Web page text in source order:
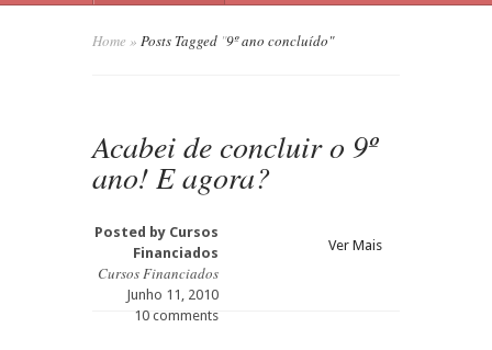
Home » Posts Tagged "9º ano concluído"
Acabei de concluir o 9º
ano! E agora?
Posted by Cursos
Financiados
Cursos Financiados
Junho 11, 2010
10 comments
Ver Mais